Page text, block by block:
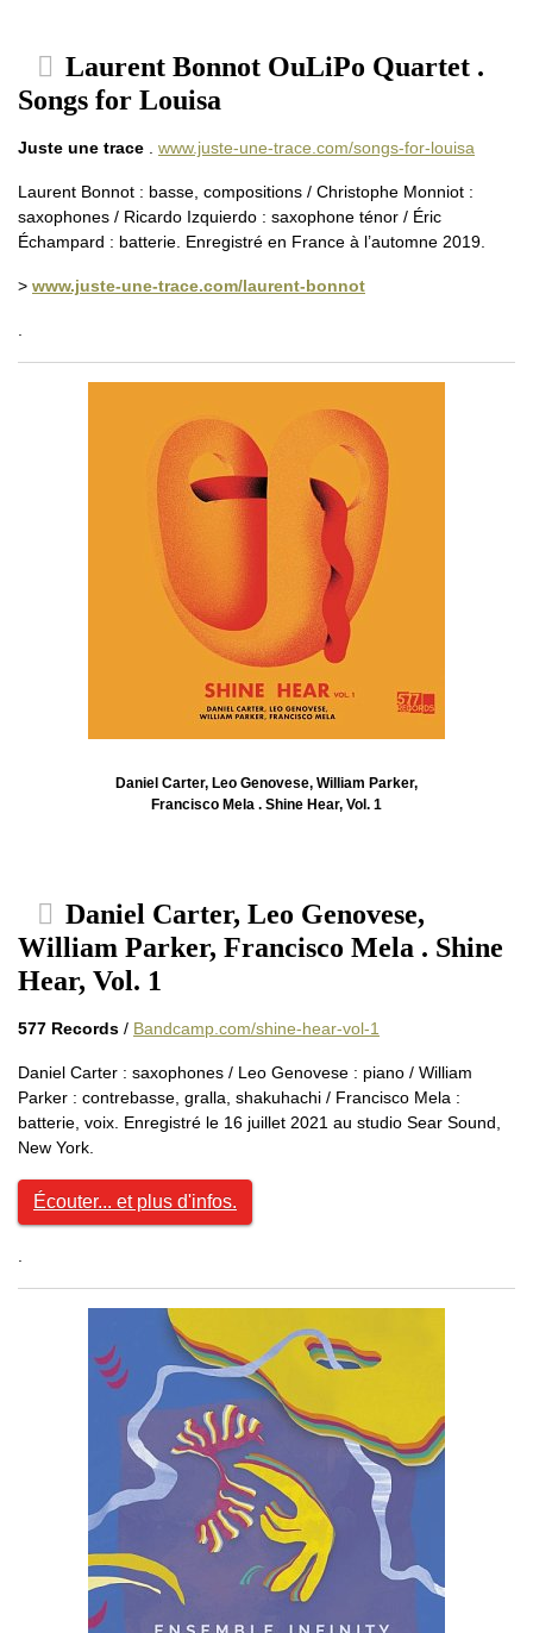
Laurent Bonnot OuLiPo Quartet .
Songs for Louisa
Juste une trace . www.juste-une-trace.com/songs-for-louisa
Laurent Bonnot : basse, compositions / Christophe Monniot :
saxophones / Ricardo Izquierdo : saxophone ténor / Éric
Échampard : batterie. Enregistré en France à l’automne 2019.
> www.juste-une-trace.com/laurent-bonnot
.
Daniel Carter, Leo Genovese, William Parker,
Francisco Mela . Shine Hear, Vol. 1
Daniel Carter, Leo Genovese,
William Parker, Francisco Mela . Shine
Hear, Vol. 1
577 Records / Bandcamp.com/shine-hear-vol-1
Daniel Carter : saxophones / Leo Genovese : piano / William
Parker : contrebasse, gralla, shakuhachi / Francisco Mela :
batterie, voix. Enregistré le 16 juillet 2021 au studio Sear Sound,
New York.
Écouter... et plus d'infos.